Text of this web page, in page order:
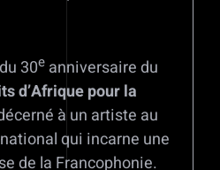
30e anniversaire du
d’Afrique pour la
à un artiste au
qui incarne une
de la Francophonie.